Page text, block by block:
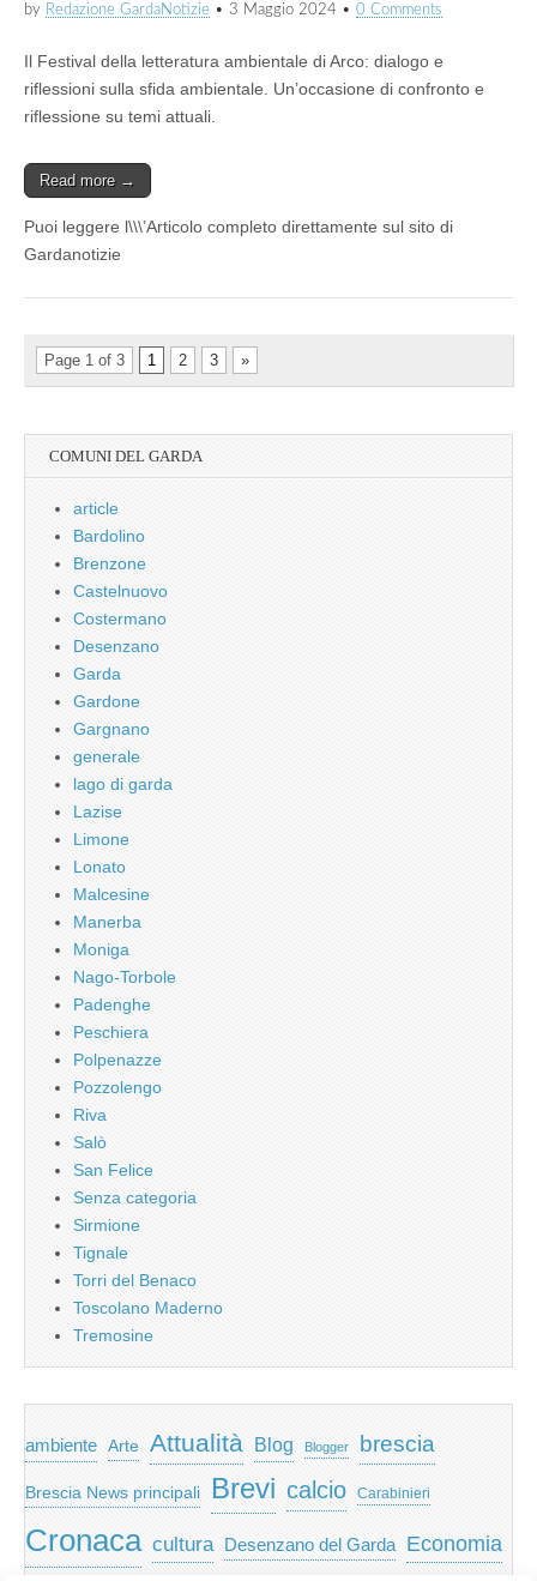
by Redazione GardaNotizie • 3 Maggio 2024 • 0 Comments
Il Festival della letteratura ambientale di Arco: dialogo e
riflessioni sulla sfida ambientale. Un’occasione di confronto e
riflessione su temi attuali.
Read more →
Puoi leggere l\\\’Articolo completo direttamente sul sito di
Gardanotizie
Page 1 of 3 1 2 3 »
COMUNI DEL GARDA
article
Bardolino
Brenzone
Castelnuovo
Costermano
Desenzano
Garda
Gardone
Gargnano
generale
lago di garda
Lazise
Limone
Lonato
Malcesine
Manerba
Moniga
Nago-Torbole
Padenghe
Peschiera
Polpenazze
Pozzolengo
Riva
Salò
San Felice
Senza categoria
Sirmione
Tignale
Torri del Benaco
Toscolano Maderno
Tremosine
ambiente Arte Attualità Blog Blogger brescia
Brescia News principali Brevi calcio Carabinieri
Cronaca cultura Desenzano del Garda Economia